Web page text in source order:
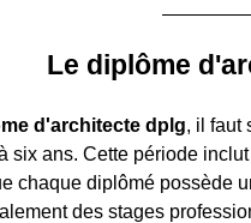
Le diplôme
d'architecte dplg, il faut
six ans. Cette période
chaque diplômé possède
des stages